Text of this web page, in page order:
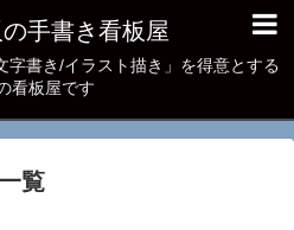
手書き看板屋
字書き/イラスト描き」を得意とする
看板屋です
一覧